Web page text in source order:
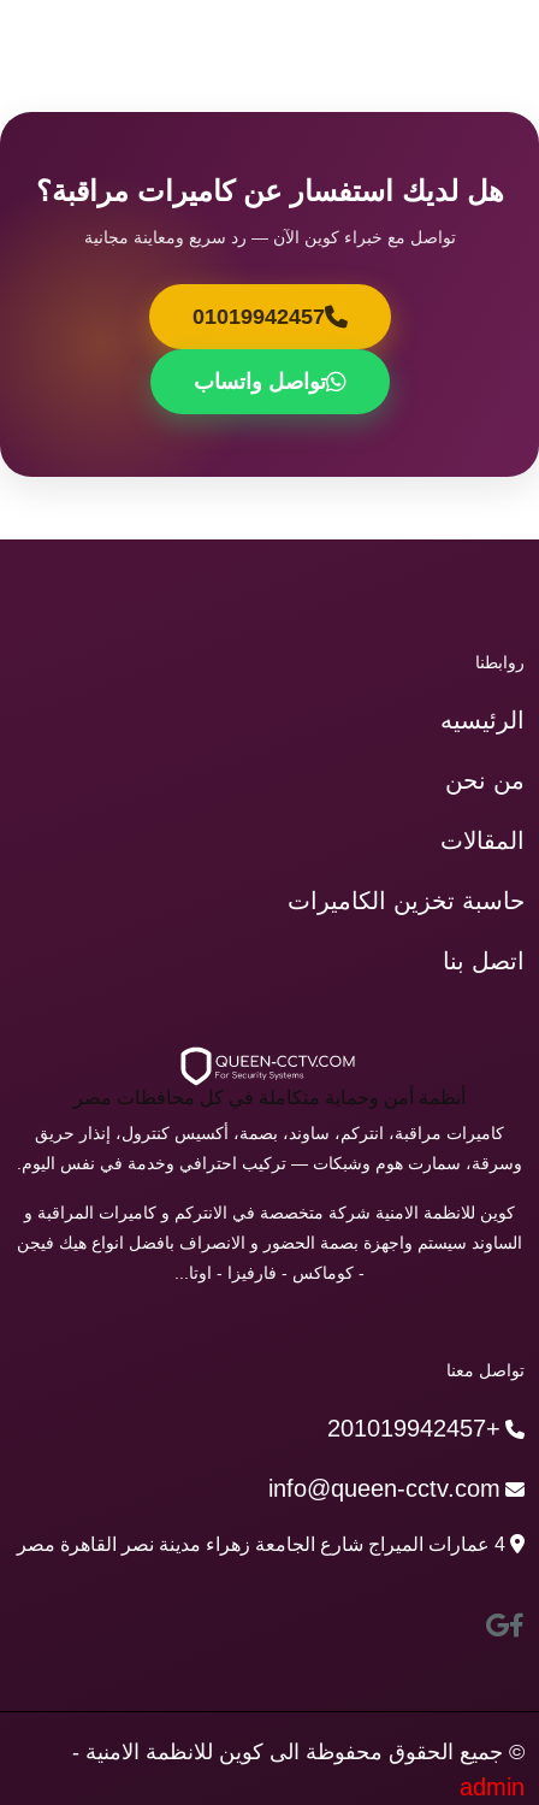
هل لديك استفسار عن كاميرات مراقبة؟
تواصل مع خبراء كوين الآن — رد سريع ومعاينة مجانية
01019942457
تواصل واتساب
روابطنا
الرئيسيه
من نحن
المقالات
حاسبة تخزين الكاميرات
اتصل بنا
أنظمة أمن وحماية متكاملة في كل محافظات مصر
كاميرات مراقبة، انتركم، ساوند، بصمة، أكسيس كنترول، إنذار حريق
وسرقة، سمارت هوم وشبكات — تركيب احترافي وخدمة في نفس اليوم.
كوين للانظمة الامنية شركة متخصصة في الانتركم و كاميرات المراقبة و
الساوند سيستم واجهزة بصمة الحضور و الانصراف بافضل انواع هيك فيجن
- كوماكس - فارفيزا - اوتا...
تواصل معنا
+201019942457
info@queen-cctv.com
4 عمارات الميراج شارع الجامعة زهراء مدينة نصر القاهرة مصر
© جميع الحقوق محفوظة الى كوين للانظمة الامنية -
admin